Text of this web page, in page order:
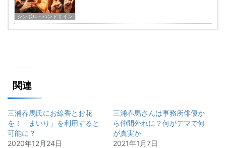
シンボル・ハンドサイン
関連
三浦春馬氏にお線香とお花
を！「まいり」を利用すると
可能に？
2020年12月24日
三浦春馬さんは事務所俳優か
ら仲間外れに？何がデマで何
が真実か
2021年1月7日